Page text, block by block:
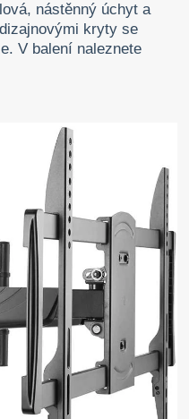
nástěnný úchyt a
kryty se
V balení naleznete